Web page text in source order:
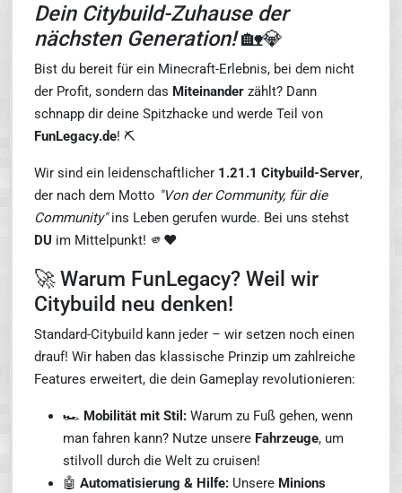
Dein Citybuild-Zuhause der
nächsten Generation!🏡💎
Bist du bereit für ein Minecraft-Erlebnis, bei dem nicht
der Profit, sondern das Miteinander zählt? Dann
schnapp dir deine Spitzhacke und werde Teil von
FunLegacy.de! ⛏️
Wir sind ein leidenschaftlicher 1.21.1 Citybuild-Server,
der nach dem Motto "Von der Community, für die
Community"ins Leben gerufen wurde. Bei uns stehst
DU im Mittelpunkt! 🫵❤️
🚀 Warum FunLegacy? Weil wir
Citybuild neu denken!
Standard-Citybuild kann jeder – wir setzen noch einen
drauf! Wir haben das klassische Prinzip um zahlreiche
Features erweitert, die dein Gameplay revolutionieren:
🏎️ Mobilität mit Stil: Warum zu Fuß gehen, wenn
man fahren kann? Nutze unsere Fahrzeuge, um
stilvoll durch die Welt zu cruisen!
🤖 Automatisierung & Hilfe: Unsere Minions